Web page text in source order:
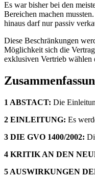
Es war bisher bei den
Bereichen machen
hinaus darf nur passiv
Diese Beschränkungen
Möglichkeit sich die
exklusiven Vertrieb wählen
1 ABSTACT: Die
2 EINLEITUNG: Es
3 DIE GVO 1400/2002:
4 KRITIK AN DEN
5 AUSWIRKUNGEN